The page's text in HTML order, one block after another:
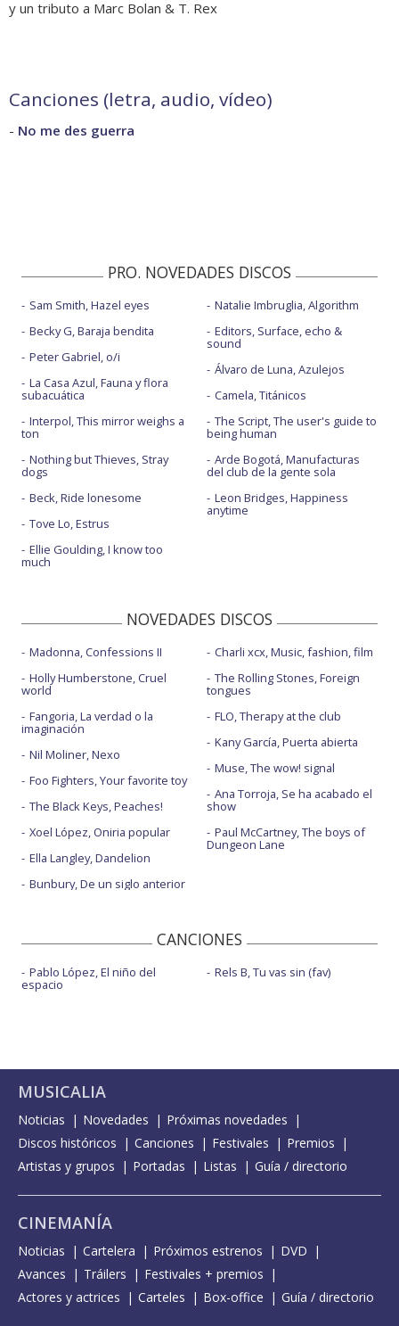
y un tributo a Marc Bolan & T. Rex
Canciones (letra, audio, vídeo)
- No me des guerra
PRO. NOVEDADES DISCOS
Sam Smith, Hazel eyes
Becky G, Baraja bendita
Peter Gabriel, o/i
La Casa Azul, Fauna y flora
subacuática
Interpol, This mirror weighs a
ton
Nothing but Thieves, Stray
dogs
Beck, Ride lonesome
Tove Lo, Estrus
Ellie Goulding, I know too
much
Natalie Imbruglia, Algorithm
Editors, Surface, echo &
sound
Álvaro de Luna, Azulejos
Camela, Titánicos
The Script, The user's guide to
being human
Arde Bogotá, Manufacturas
del club de la gente sola
Leon Bridges, Happiness
anytime
NOVEDADES DISCOS
Madonna, Confessions II
Holly Humberstone, Cruel
world
Fangoria, La verdad o la
imaginación
Nil Moliner, Nexo
Foo Fighters, Your favorite toy
The Black Keys, Peaches!
Xoel López, Oniria popular
Ella Langley, Dandelion
Bunbury, De un siglo anterior
Charli xcx, Music, fashion, film
The Rolling Stones, Foreign
tongues
FLO, Therapy at the club
Kany García, Puerta abierta
Muse, The wow! signal
Ana Torroja, Se ha acabado el
show
Paul McCartney, The boys of
Dungeon Lane
CANCIONES
Pablo López, El niño del
espacio
Rels B, Tu vas sin (fav)
MUSICALIA
Noticias Novedades
Próximas novedades
Discos históricos
Canciones Festivales
Premios
Artistas y grupos
Portadas Listas Guía / directorio
CINEMANÍA
Noticias Cartelera Próximos estrenos
DVD
Avances
Tráilers
Festivales + premios
Actores y actrices
Carteles Box-office Guía / directorio